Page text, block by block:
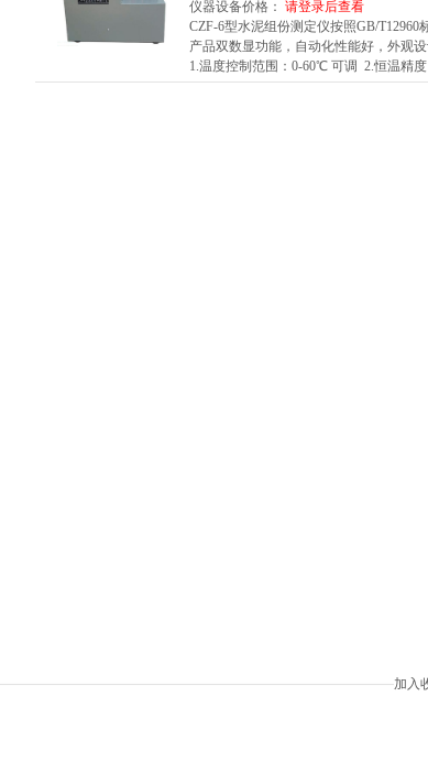
仪器设备价格： 请登录后查看
CZF-6型水泥组份测定仪按照GB/
产品双数显功能，自动化性能好，外观
1.温度控制范围：0-60℃ 可调 2.恒温精
加入